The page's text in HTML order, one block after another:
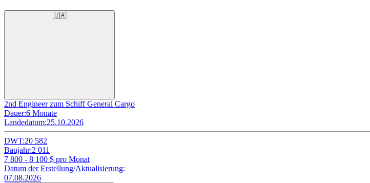
🇺🇦
2nd Engineer zum Schiff General Cargo
Dauer:6 Monate
Landedatum:25.10.2026
DWT:20 582
Baujahr:2 011
7 800 - 8 100 $ pro Monat
Datum der Erstellung/Aktualisierung:
07.08.2026